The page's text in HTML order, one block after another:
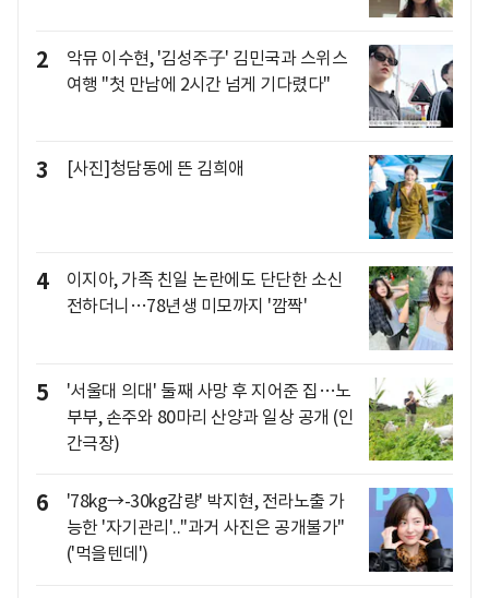
2
악뮤 이수현, '김성주子' 김민국과 스위스
여행 "첫 만남에 2시간 넘게 기다렸다"
3 [사진]청담동에 뜬 김희애
4
이지아, 가족 친일 논란에도 단단한 소신
전하더니…78년생 미모까지 '깜짝'
5
'서울대 의대' 둘째 사망 후 지어준 집…노
부부, 손주와 80마리 산양과 일상 공개 (인
간극장)
6
'78kg→-30kg감량' 박지현, 전라노출 가
능한 '자기관리'.."과거 사진은 공개불가"
('먹을텐데')